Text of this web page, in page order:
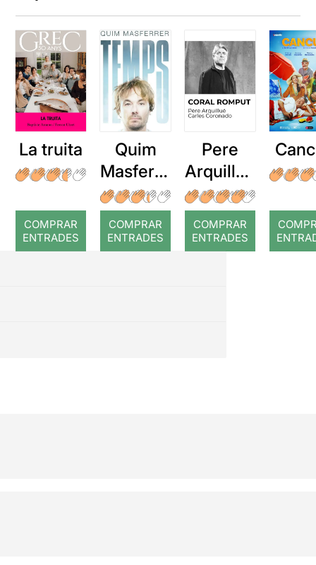
La truita
COMPRAR
ENTRADES
Quim
Masferre
r: Temps
COMPRAR
ENTRADES
Pere
Arquillué
: Coral
romput
COMPRAR
ENTRADES